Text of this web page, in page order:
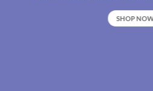
SHOP